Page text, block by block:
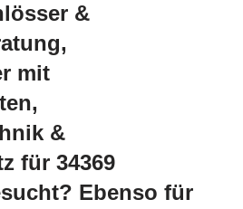
&
mit
&
für 34369
Ebenso für